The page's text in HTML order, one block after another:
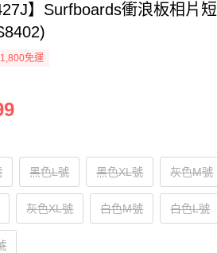
】Surfboards衝浪板相片短
免運
黑色L號 黑色XL號 灰色M號
灰色XL號 白色M號 白色L號